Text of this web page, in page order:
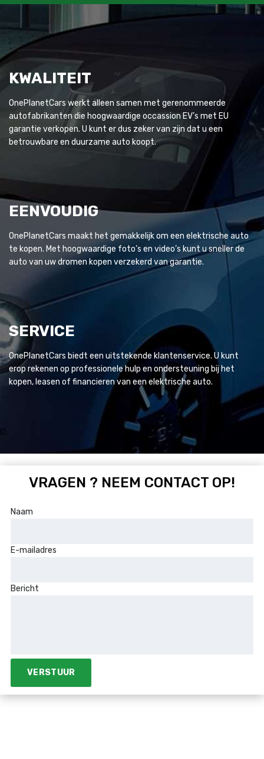
KWALITEIT
OnePlanetCars werkt alleen samen met gerenommeerde
autofabrikanten die hoogwaardige occassion EV’s met EU
garantie verkopen. U kunt er dus zeker van zijn dat u een
betrouwbare en duurzame auto koopt.
EENVOUDIG
OnePlanetCars maakt het gemakkelijk om een elektrische auto
te kopen. Met hoogwaardige foto’s en video’s kunt u sneller de
auto van uw dromen kopen verzekerd van garantie.
SERVICE
OnePlanetCars biedt een uitstekende klantenservice. U kunt
erop rekenen op professionele hulp en ondersteuning bij het
kopen, leasen of financieren van een elektrische auto.
VRAGEN ? NEEM CONTACT OP!
Naam
E-mailadres
Bericht